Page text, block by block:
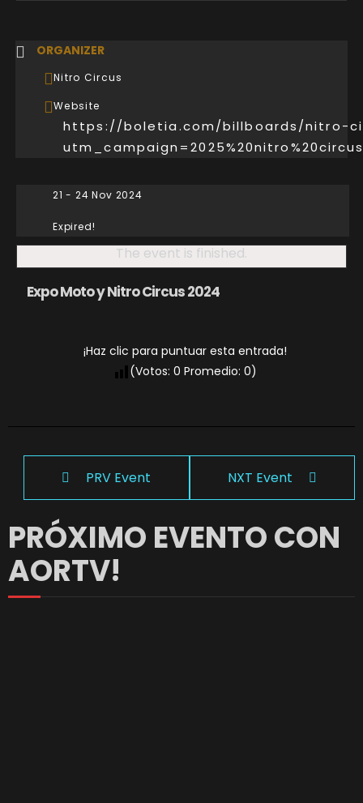
ORGANIZER
Nitro Circus
Website
https://boletia.com/billboards/nitro-
21 - 24 Nov 2024
Expired!
The event is finished.
Expo Moto y Nitro Circus 2024
¡Haz clic para puntuar esta entrada!
(Votos: 0 Promedio: 0)
PRV Event NXT Event
PRÓXIMO EVENTO CON
AORTV!